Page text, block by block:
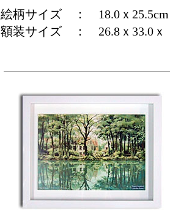
絵柄サイズ ： 18.0ｘ25.5cm
額装サイズ ： 26.8ｘ33.0ｘ